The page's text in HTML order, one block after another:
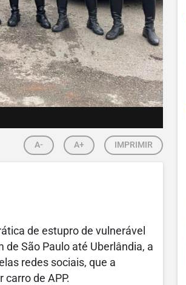
A- A+ IMPRIMIR
de estupro de vulnerável
São Paulo até Uberlândia, a
redes sociais, que a
de APP.